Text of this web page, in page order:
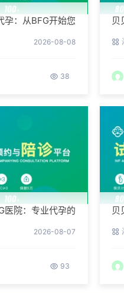
孕：从BFG开始您
2026-08-08
38
贝
医院：专业代孕的
2026-08-07
93
贝